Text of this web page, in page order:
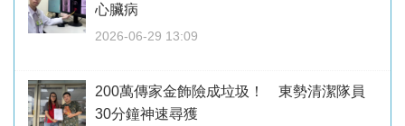
心臟病
2026-06-29 13:09
200萬傳家金飾險成垃圾！ 東勢清潔隊員
30分鐘神速尋獲